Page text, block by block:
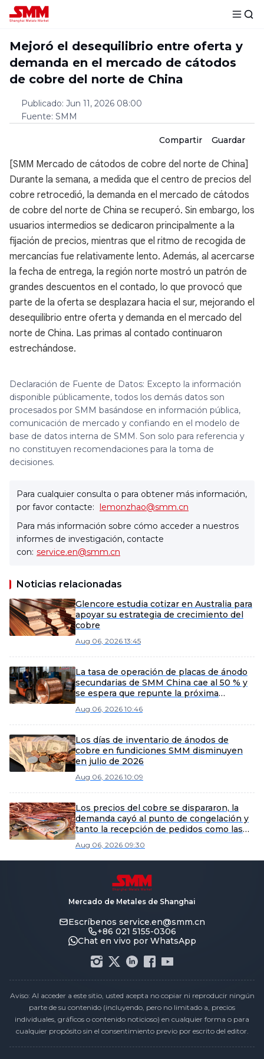
Mejoró el desequilibrio entre oferta y
demanda en el mercado de cátodos
de cobre del norte de China
Publicado: Jun 11, 2026 08:00
Fuente: SMM
Compartir Guardar
[SMM Mercado de cátodos de cobre del norte de China]
Durante la semana, a medida que el centro de precios del
cobre retrocedió, la demanda en el mercado de cátodos
de cobre del norte de China se recuperó. Sin embargo, los
usuarios intermedios se dedicaron principalmente a la
fijación de precios, mientras que el ritmo de recogida de
mercancías fue relativamente lento. Además, al acercarse
la fecha de entrega, la región norte mostró un patrón de
grandes descuentos en el contado, lo que provocó que
parte de la oferta se desplazara hacia el sur, mejorando el
desequilibrio entre oferta y demanda en el mercado del
norte de China. Las primas al contado continuaron
estrechándose.
Declaración de Fuente de Datos: Excepto la información
disponible públicamente, todos los demás datos son
procesados por SMM basándose en información pública,
comunicación de mercado y confiando en el modelo de
base de datos interna de SMM. Son solo para referencia y
no constituyen recomendaciones para la toma de
decisiones.
Para cualquier consulta o para obtener más información,
por favor contacte: lemonzhao@smm.cn
Para más información sobre cómo acceder a nuestros
informes de investigación, contacte
con: service.en@smm.cn
Noticias relacionadas
Glencore estudia cotizar en Australia para
apoyar su estrategia de crecimiento del
cobre
Aug 06, 2026 13:45
La tasa de operación de placas de ánodo
secundarias de SMM China cae al 50 % y
se espera que repunte la próxima
Aug 06, 2026 10:46
Los días de inventario de ánodos de
cobre en fundiciones SMM disminuyen
en julio de 2026
Aug 06, 2026 10:09
Los precios del cobre se dispararon, la
demanda cayó al punto de congelación y
tanto la recepción de pedidos como las
significativamente [Revisión semanal del
mercado de alambre esmaltado de SMM]
Aug 06, 2026 09:30
Mercado de Metales de Shanghai
Escríbenos service.en@smm.cn
+86 021 5155-0306
Chat en vivo por WhatsApp
Aviso: Al acceder a este sitio, usted acepta no copiar ni reproducir ningún
parte de su contenido (incluyendo, pero no limitado a, precios
individuales, gráficos o contenido noticioso) en cualquier forma o para
cualquier propósito sin el consentimiento previo por escrito del editor.